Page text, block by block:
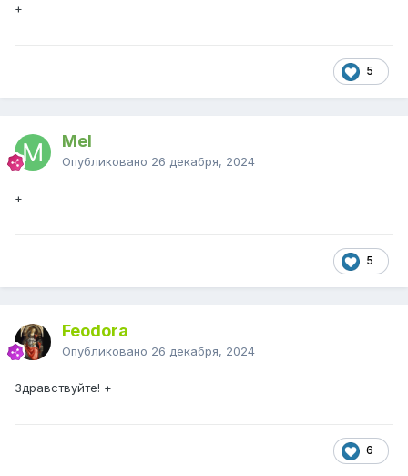
+
5
Mel
Опубликовано 26 декабря, 2024
+
5
Feodora
Опубликовано 26 декабря, 2024
Здравствуйте! +
6